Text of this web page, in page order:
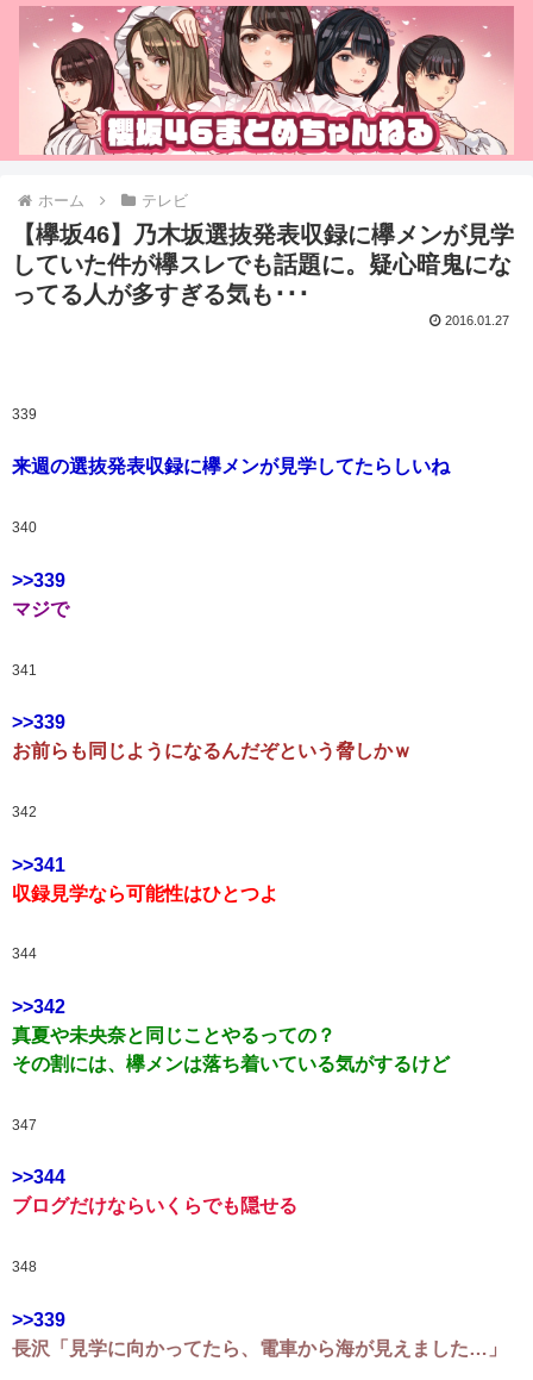
ホーム テレビ
【欅坂46】乃木坂選抜発表収録に欅メンが見学
していた件が欅スレでも話題に。疑心暗鬼にな
ってる人が多すぎる気も･･･
2016.01.27
339
来週の選抜発表収録に欅メンが見学してたらしいね
340
>>339
マジで
341
>>339
お前らも同じようになるんだぞという脅しかｗ
342
>>341
収録見学なら可能性はひとつよ
344
>>342
真夏や未央奈と同じことやるっての？
その割には、欅メンは落ち着いている気がするけど
347
>>344
ブログだけならいくらでも隠せる
348
>>339
長沢「見学に向かってたら、電車から海が見えました…」